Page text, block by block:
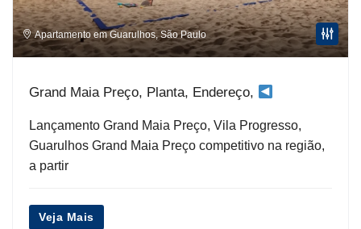
Apartamento em Guarulhos,São Paulo
Grand Maia Preço, Planta, Endereço,
Lançamento Grand Maia Preço, Vila Progresso,
Guarulhos Grand Maia Preço competitivo na região,
a partir
Veja Mais